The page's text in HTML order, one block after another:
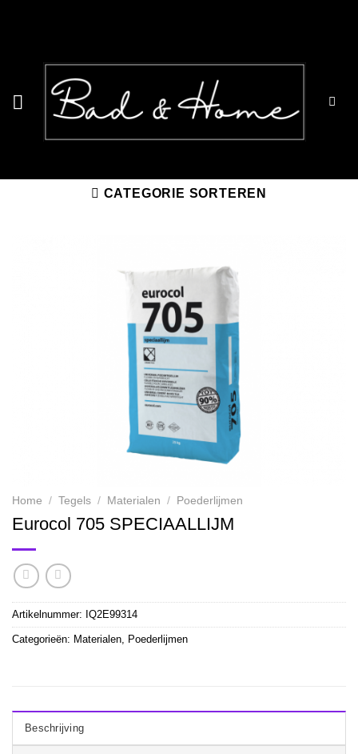
CATEGORIE SORTEREN
Home / Tegels / Materialen / Poederlijmen
Eurocol 705 SPECIAALLIJM
Artikelnummer: IQ2E99314
Categorieën: Materialen Poederlijmen
Beschrijving